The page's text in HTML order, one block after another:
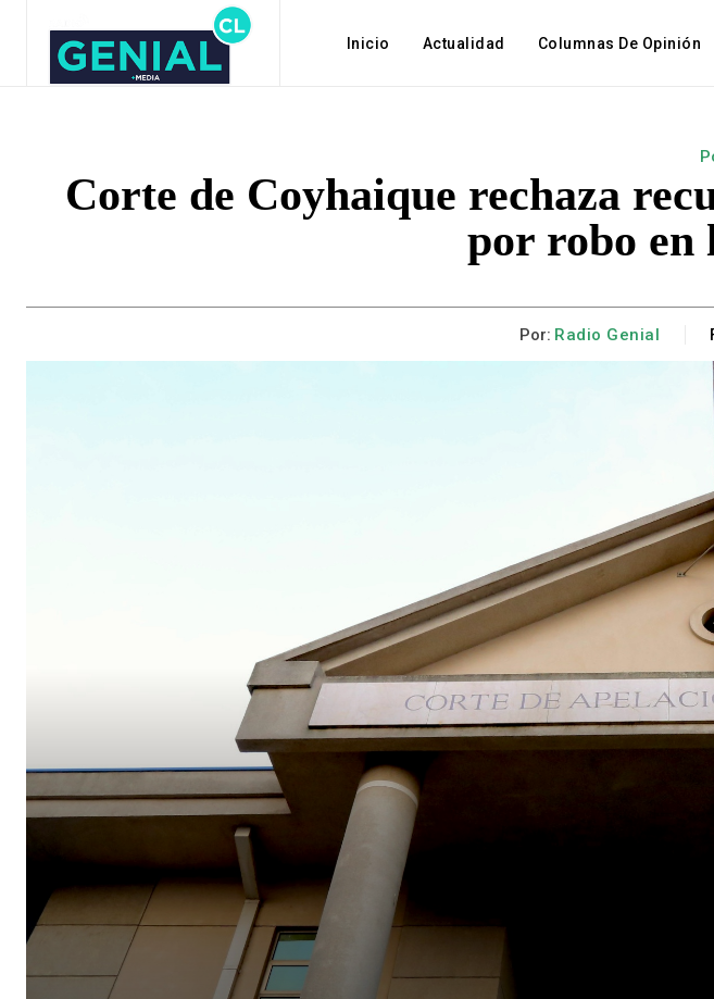
Inicio Actualidad Columnas De Opinión
Corte de Coyhaique rechaza
por robo en
Por: Radio Genial